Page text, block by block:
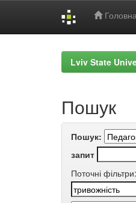
Lviv State
Пошук
Пошук:
запит
Поточні фільтри: